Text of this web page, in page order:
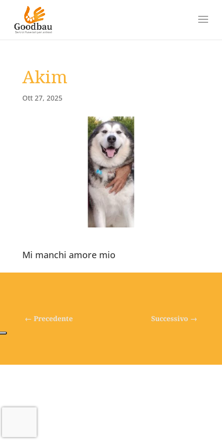
Akim
Ott 27, 2025
Mi manchi amore mio
← Precedente Successivo →